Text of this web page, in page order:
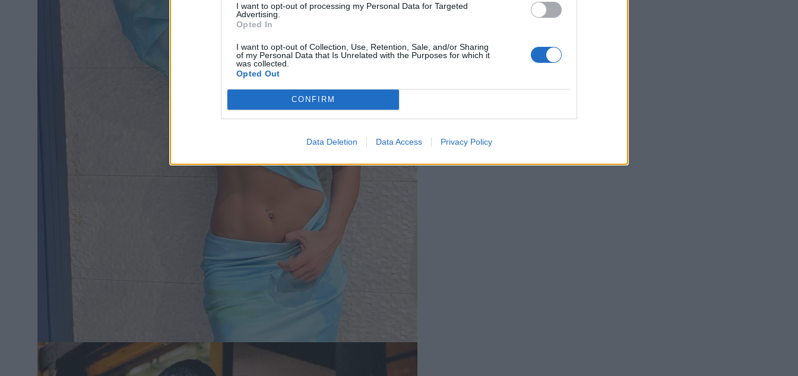
I want to opt-out of processing my Personal Data for Targeted
Advertising.
Opted In
I want to opt-out of Collection, Use, Retention, Sale, and/or Sharing
of my Personal Data that Is Unrelated with the Purposes for which it
was collected.
Opted Out
CONFIRM
Data Deletion Data Access Privacy Policy